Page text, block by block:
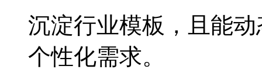
沉淀行业模板，且
个性化需求。